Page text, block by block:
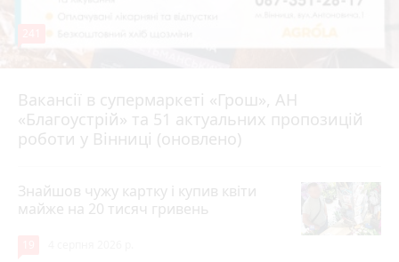
Вакансії в супермаркеті «Грош», АН
«Благоустрій» та 51 актуальних пропозицій
роботи у Вінниці (оновлено)
4 серпня 2026 р.
Знайшов чужу картку і купив квіти
майже на 20 тисяч гривень